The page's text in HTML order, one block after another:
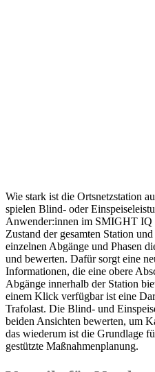
Wie stark ist die Ortsnetzstation
spielen Blind- oder
Anwender:innen im SMIGHT IQ
Zustand der gesamten Station
einzelnen Abgänge und Phasen
und bewerten. Dafür sorgt eine
Informationen, die eine obere
Abgänge innerhalb der Station
einem Klick verfügbar ist eine
Trafolast. Die Blind- und
beiden Ansichten bewerten, um
das wiederum ist die Grundlage
gestützte Maßnahmenplanung.